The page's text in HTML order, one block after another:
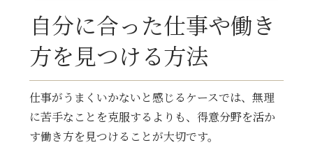
自分に合った仕事や働き
方を見つける方法
仕事がうまくいかないと感じるケースでは、無理
に苦手なことを克服するよりも、得意分野を活か
す働き方を見つけることが大切です。